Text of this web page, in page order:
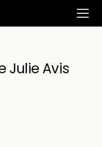
Julie Avis